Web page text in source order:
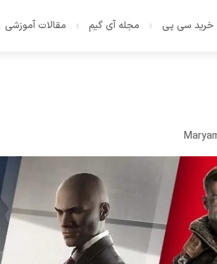
خرید سی پی مجله آی گیم مقالات آموزشی